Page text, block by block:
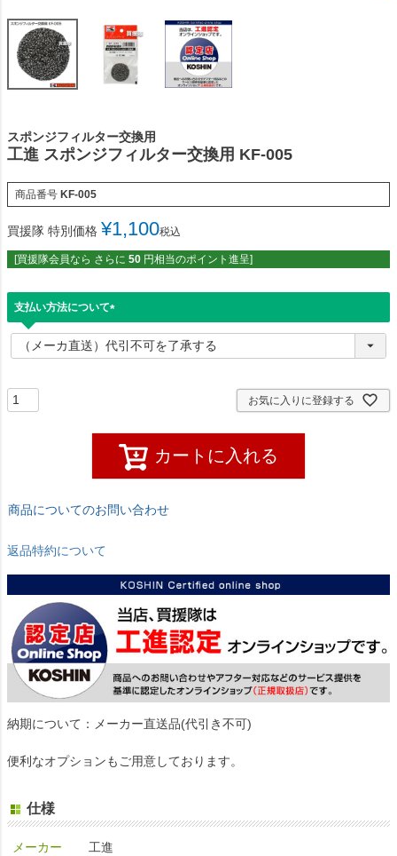
スポンジフィルター交換用
工進 スポンジフィルター交換用 KF-005
商品番号 KF-005
買援隊 特別価格 ¥1,100税込
[買援隊会員なら さらに 50 円相当のポイント進呈]
支払い方法について
(
必
須
お気に入りに登録する
カートに入れる
商品についてのお問い合わせ
返品特約について
納期について：メーカー直送品(代引き不可)
便利なオプションもご用意しております。
仕様
メーカー 工進